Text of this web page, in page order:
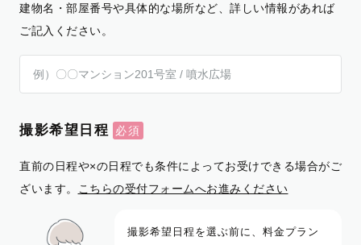
建物名・部屋番号や具体的な場所など、詳しい情報があれば
ご記入ください。
撮影希望日程
直前の日程や×の日程でも条件によってお受けできる場合がご
ざいます。
こちらの受付フォームへお進みください
撮影希望日程を選ぶ前に、料金プラン